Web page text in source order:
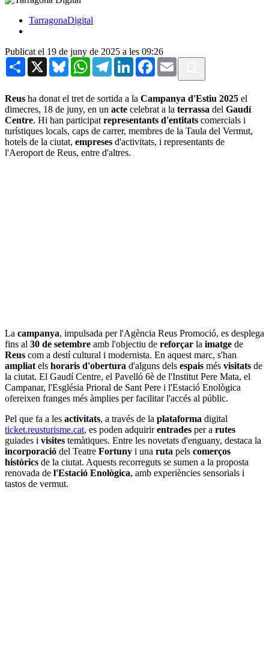
TarragonaDigital
Publicat el 19 de juny de 2025 a les 09:26
Share X BlueskyWhatsAppTelegramLinkedInFacebook
Email
Reus ha donat el tret de sortida a la Campanya d'Estiu 2025 el
dimecres, 18 de juny, en un acte celebrat a la terrassa del Gaudí
Centre. Hi han participat representants d'entitats comercials i
turístiques locals, caps de carrer, membres de la Taula del Vermut,
hotels de la ciutat, empreses d'activitats, i representants de
l'Aeroport de Reus, entre d'altres.
La campanya, impulsada per l'Agència Reus Promoció, es desplega
fins al 30 de setembre amb l'objectiu de reforçar la imatge de
Reus com a destí cultural i modernista. En aquest marc, s'han
ampliat els horaris d'obertura d'alguns dels espais més visitats de
la ciutat. El Gaudí Centre, el Pavelló 6è de l'Institut Pere Mata, el
Campanar, l'Església Prioral de Sant Pere i l'Estació Enològica
ofereixen franges més àmplies per facilitar l'accés al públic.
Pel que fa a les activitats, a través de la plataforma digital
ticket.reusturisme.cat, es poden adquirirentrades per a rutes
guiades i visites temàtiques. Entre les novetats d'enguany, destaca la
incorporació del Teatre Fortuny i una ruta pels comerços
històrics de la ciutat. Aquests recorreguts se sumen a la proposta
renovada de l'Estació Enològica, amb experiències sensorials i
tastos de vermut.